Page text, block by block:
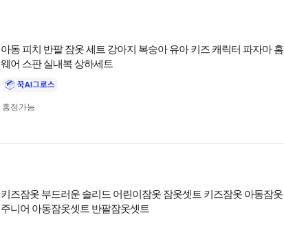
아동 피치 반팔 잠옷 세트 강아지 복숭아 유아 키즈 캐릭터 파자마 홈
웨어 스판 실내복 상하세트
흥정가능
키즈잠옷 부드러운 솔리드 어린이잠옷 잠옷셋트 키즈잠옷 아동잠옷
주니어 아동잠옷셋트 반팔잠옷셋트